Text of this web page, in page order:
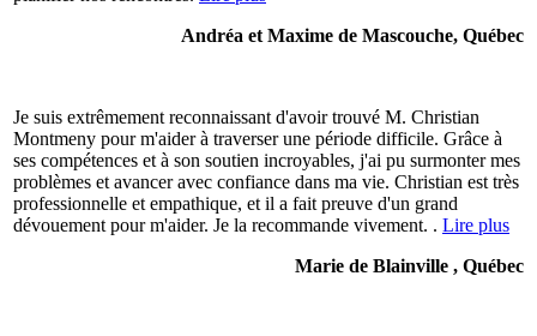
Andréa et Maxime de Mascouche, Québec
Je suis extrêmement reconnaissant d'avoir trouvé M. Christian
Montmeny pour m'aider à traverser une période difficile. Grâce à
ses compétences et à son soutien incroyables, j'ai pu surmonter mes
problèmes et avancer avec confiance dans ma vie. Christian est très
professionnelle et empathique, et il a fait preuve d'un grand
dévouement pour m'aider. Je la recommande vivement. . Lire plus
Marie de Blainville , Québec